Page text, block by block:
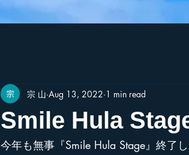
Smile Hula
宗 山 Aug 13, 2022 1 min read
今年も無事『Smile Hula Stage』終了